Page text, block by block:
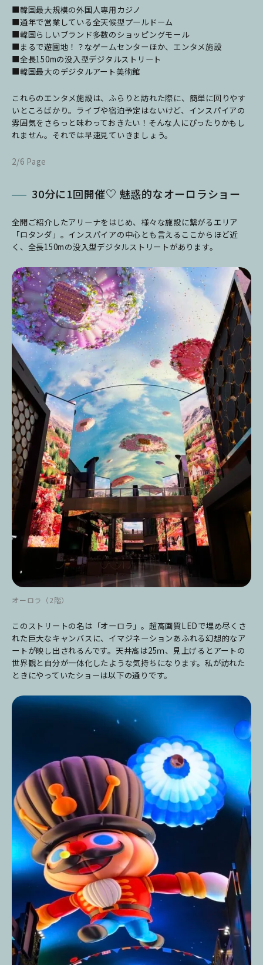
■韓国最大規模の外国人専用カジノ
■通年で営業している全天候型プールドーム
■韓国らしいブランド多数のショッピングモール
■まるで遊園地！？なゲームセンターほか、エンタメ施設
■全長150mの没入型デジタルストリート
■韓国最大のデジタルアート美術館
これらのエンタメ施設は、ふらりと訪れた際に、簡単に回りやす
いところばかり。ライブや宿泊予定はないけど、インスパイアの
雰囲気をさらっと味わっておきたい！そんな人にぴったりかもし
れません。それでは早速見ていきましょう。
2/6 Page
30分に1回開催♡ 魅惑的なオーロラショー
全開ご紹介したアリーナをはじめ、様々な施設に繋がるエリア
「ロタンダ」。インスパイアの中心とも言えるここからほど近
く、全長150mの没入型デジタルストリートがあります。
オーロラ（2階）
このストリートの名は「オーロラ」。超高画質LEDで埋め尽くさ
れた巨大なキャンバスに、イマジネーションあふれる幻想的なア
ートが映し出されるんです。天井高は25ｍ、見上げるとアートの
世界観と自分が一体化したような気持ちになります。私が訪れた
ときにやっていたショーは以下の通りです。